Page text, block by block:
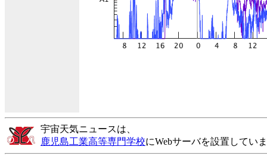
宇宙天気ニュースは、
鹿児島工業高等専門学校にWebサーバを設置してい